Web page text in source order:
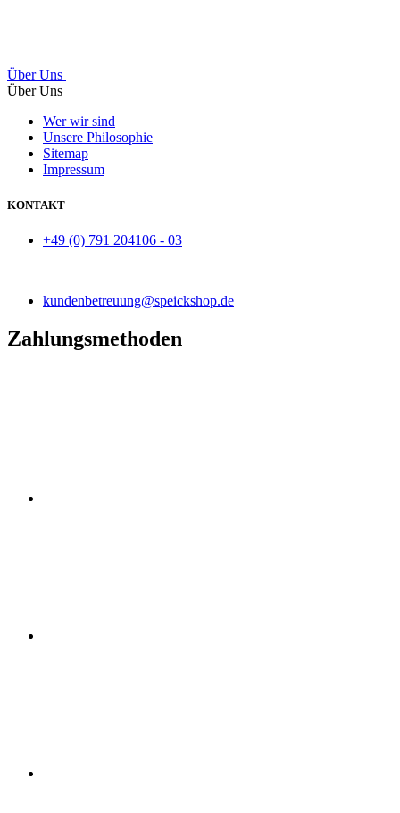
Über Uns
Über Uns
Wer wir sind
Unsere Philosophie
Sitemap
Impressum
KONTAKT
+49 (0) 791 204106 - 03
kundenbetreuung@speickshop.de
Zahlungsmethoden